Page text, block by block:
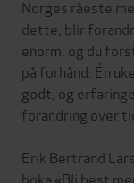
Norges råeste
dette, blir
enorm, og du
på forhånd. Én
godt, og
forandring over
Erik Bertrand
boka «Bli best